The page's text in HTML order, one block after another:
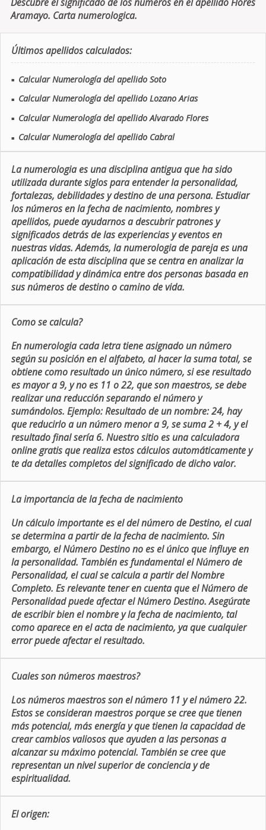
Aramayo. Carta numerologica.
Últimos apellidos calculados:
■ Calcular Numerología del apellido Soto
■ Calcular Numerología del apellido Lozano Arias
■ Calcular Numerología del apellido Alvarado Flores
■ Calcular Numerología del apellido Cabral
La numerologia es una disciplina antigua que ha sido
utilizada durante siglos para entender la personalidad,
fortalezas, debilidades y destino de una persona. Estudiar
los números en la fecha de nacimiento, nombres y
apellidos, puede ayudarnos a descubrir patrones y
significados detrás de las experiencias y eventos en
nuestras vidas. Además, la numerologia de pareja es una
aplicación de esta disciplina que se centra en analizar la
compatibilidad y dinámica entre dos personas basada en
sus números de destino o camino de vida.
Como se calcula?
En numerologia cada letra tiene asignado un número
según su posición en el alfabeto, al hacer la suma total, se
obtiene como resultado un único número, si ese resultado
es mayor a 9, y no es 11 o 22, que son maestros, se debe
realizar una reducción separando el número y
sumándolos. Ejemplo: Resultado de un nombre: 24, hay
que reducirlo a un número menor a 9, se suma 2 + 4, y el
resultado final sería 6. Nuestro sitio es una calculadora
online gratis que realiza estos cálculos automáticamente y
te da detalles completos del significado de dicho valor.
La importancia de la fecha de nacimiento
Un cálculo importante es el del número de Destino, el cual
se determina a partir de la fecha de nacimiento. Sin
embargo, el Número Destino no es el único que influye en
la personalidad. También es fundamental el Número de
Personalidad, el cual se calcula a partir del Nombre
Completo. Es relevante tener en cuenta que el Número de
Personalidad puede afectar el Número Destino. Asegúrate
de escribir bien el nombre y la fecha de nacimiento, tal
como aparece en el acta de nacimiento, ya que cualquier
error puede afectar el resultado.
Cuales son números maestros?
Los números maestros son el número 11 y el número 22.
Estos se consideran maestros porque se cree que tienen
más potencial, más energía y que tienen la capacidad de
crear cambios valiosos que ayuden a las personas a
alcanzar su máximo potencial. También se cree que
representan un nivel superior de conciencia y de
espiritualidad.
El origen: